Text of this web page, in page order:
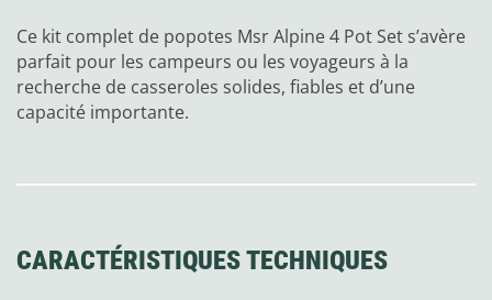
Ce kit complet de popotes Msr Alpine 4 Pot Set s’avère
parfait pour les campeurs ou les voyageurs à la
recherche de casseroles solides, fiables et d’une
capacité importante.
CARACTÉRISTIQUES TECHNIQUES